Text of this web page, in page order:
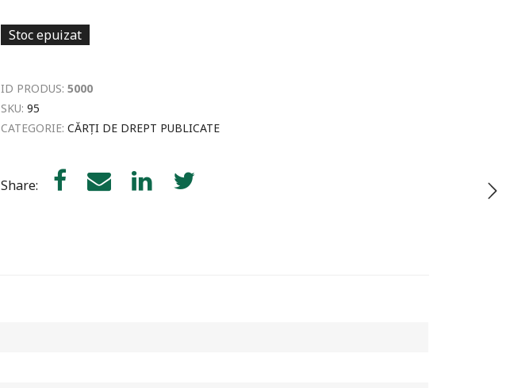
Stoc epuizat
ID PRODUS: 5000
SKU: 95
CATEGORIE: CĂRȚI DE DREPT PUBLICATE
Share: